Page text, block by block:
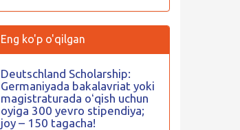
Eng ko'p o'qilgan
Deutschland Scholarship:
Germaniyada bakalavriat yoki
magistraturada oʻqish uchun
oyiga 300 yevro stipendiya;
joy – 150 tagacha!